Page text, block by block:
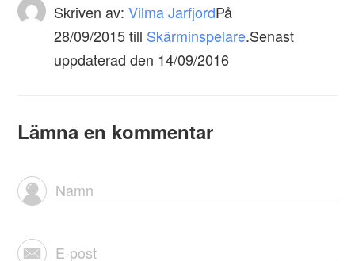
Skriven av: Vilma JarfjordPå
28/09/2015 till Skärminspelare.Senast
uppdaterad den 14/09/2016
Lämna en kommentar